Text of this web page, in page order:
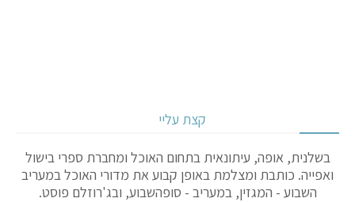
קצת עליי
בשלנית, אופה, עיתונאית בתחום האוכל ומחברת ספרי בישול
ואפייה. כותבת ומצלמת באופן קבוע את מדורי האוכל במעריב
השבוע - המגזין, במעריב - סופהשבוע, ובג'רוזלם פוסט.